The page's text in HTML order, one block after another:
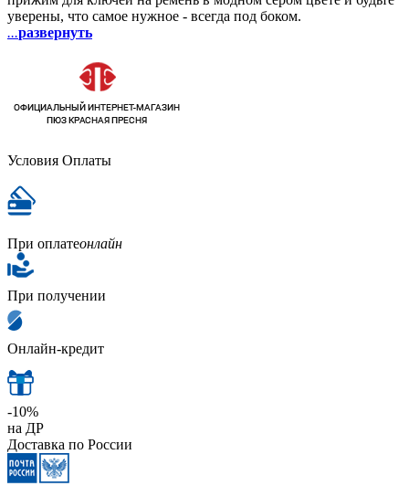
уверены, что самое нужное - всегда под боком.
...развернуть
Условия Оплаты
При оплатеонлайн
При получении
Онлайн-кредит
-10%
на ДР
Доставка по России